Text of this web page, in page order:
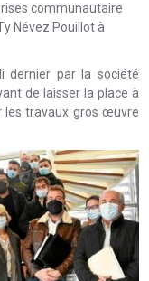
communautaire
Névez Pouillot à
dernier par la société
de laisser la place à
les travaux gros œuvre